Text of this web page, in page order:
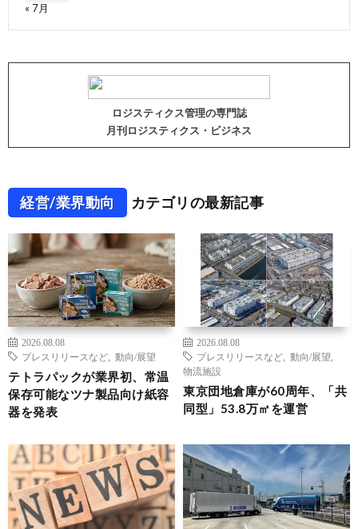
« 7月
ロジスティクス管理の専門誌
月刊ロジスティクス・ビジネス
経営/業界動向 カテゴリの最新記事
2026.08.08
プレスリリースなど
動向/展望
テトラパックが業界初、常温
保存可能なツナ製品向け紙容
器を発表
2026.08.08
プレスリリースなど
動向/展望
物流施設
東京団地倉庫が60周年、「共
同型」53.8万㎡を運営